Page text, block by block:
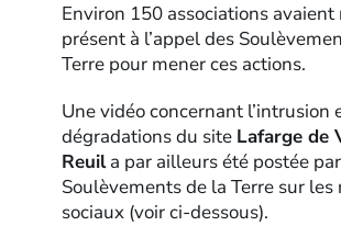
Environ 150 associations avaient
présent à l’appel des
Terre pour mener ces actions.
Une vidéo concernant l’intrusion
dégradations du site Lafarge de
Reuila par ailleurs été postée
Soulèvements de la Terre sur les
sociaux (voir ci-dessous).